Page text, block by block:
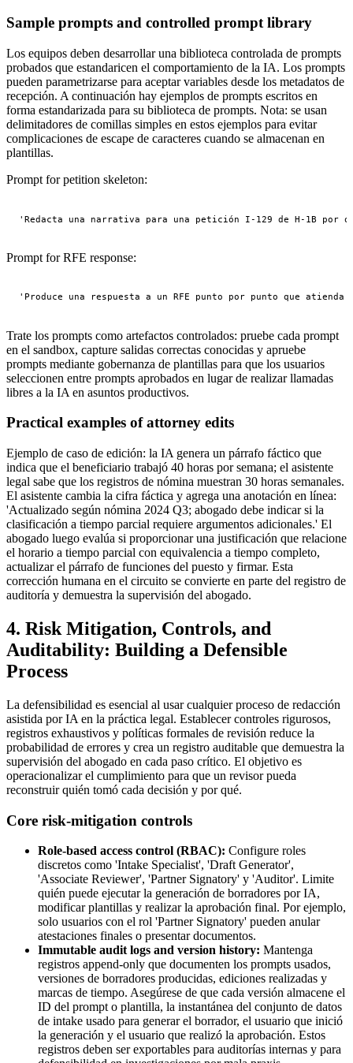
Sample prompts and controlled prompt library
Los equipos deben desarrollar una biblioteca controlada de prompts
probados que estandaricen el comportamiento de la IA. Los prompts
pueden parametrizarse para aceptar variables desde los metadatos de
recepción. A continuación hay ejemplos de prompts escritos en
forma estandarizada para su biblioteca de prompts. Nota: se usan
delimitadores de comillas simples en estos ejemplos para evitar
complicaciones de escape de caracteres cuando se almacenan en
plantillas.
Prompt for petition skeleton:
'Redacta una narrativa para una petición I-129 de H-1B por
Prompt for RFE response:
'Produce una respuesta a un RFE punto por punto que
Trate los prompts como artefactos controlados: pruebe cada prompt
en el sandbox, capture salidas correctas conocidas y apruebe
prompts mediante gobernanza de plantillas para que los usuarios
seleccionen entre prompts aprobados en lugar de realizar llamadas
libres a la IA en asuntos productivos.
Practical examples of attorney edits
Ejemplo de caso de edición: la IA genera un párrafo fáctico que
indica que el beneficiario trabajó 40 horas por semana; el asistente
legal sabe que los registros de nómina muestran 30 horas semanales.
El asistente cambia la cifra fáctica y agrega una anotación en línea:
'Actualizado según nómina 2024 Q3; abogado debe indicar si la
clasificación a tiempo parcial requiere argumentos adicionales.' El
abogado luego evalúa si proporcionar una justificación que relacione
el horario a tiempo parcial con equivalencia a tiempo completo,
actualizar el párrafo de funciones del puesto y firmar. Esta
corrección humana en el circuito se convierte en parte del registro de
auditoría y demuestra la supervisión del abogado.
4. Risk Mitigation, Controls, and
Auditability: Building a Defensible
Process
La defensibilidad es esencial al usar cualquier proceso de redacción
asistida por IA en la práctica legal. Establecer controles rigurosos,
registros exhaustivos y políticas formales de revisión reduce la
probabilidad de errores y crea un registro auditable que demuestra la
supervisión del abogado en cada paso crítico. El objetivo es
operacionalizar el cumplimiento para que un revisor pueda
reconstruir quién tomó cada decisión y por qué.
Core risk-mitigation controls
Role-based access control (RBAC): Configure roles
discretos como 'Intake Specialist', 'Draft Generator',
'Associate Reviewer', 'Partner Signatory' y 'Auditor'. Limite
quién puede ejecutar la generación de borradores por IA,
modificar plantillas y realizar la aprobación final. Por ejemplo,
solo usuarios con el rol 'Partner Signatory' pueden anular
atestaciones finales o presentar documentos.
Immutable audit logs and version history: Mantenga
registros append-only que documenten los prompts usados,
versiones de borradores producidas, ediciones realizadas y
marcas de tiempo. Asegúrese de que cada versión almacene el
ID del prompt o plantilla, la instantánea del conjunto de datos
de intake usado para generar el borrador, el usuario que inició
la generación y el usuario que realizó la aprobación. Estos
registros deben ser exportables para auditorías internas y para